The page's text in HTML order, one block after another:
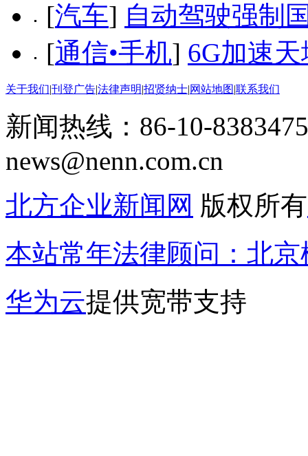
[汽车] 自动驾驶强制
[通信•手机] 6G加速
关于我们|刊登广告|法律声明|招贤纳士|网站地图|联系我们
新闻热线：86-10-
news@nenn.com.cn
北方企业新闻网 版权所有
本站常年法律顾问：北
华为云提供宽带支持